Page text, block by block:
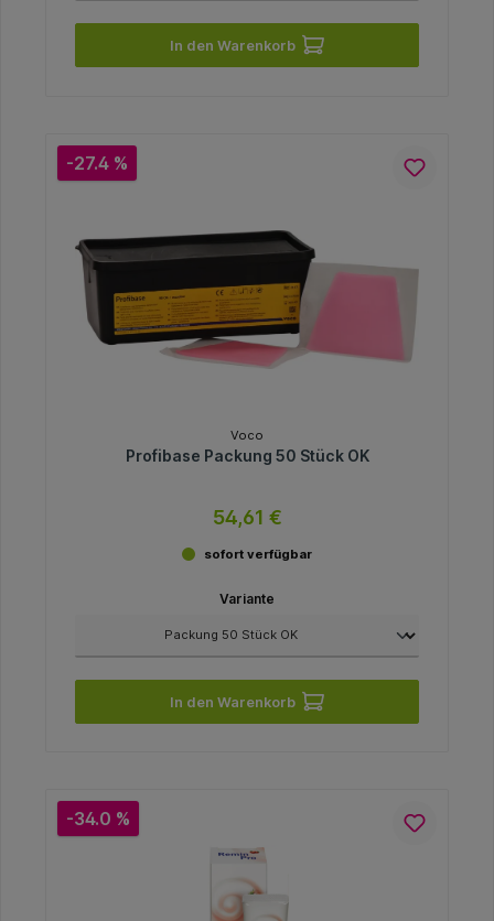
In den Warenkorb
-27.4 %
Voco
Profibase Packung 50 Stück OK
54,61 €
sofort verfügbar
Variante
In den Warenkorb
-34.0 %